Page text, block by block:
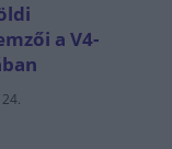
a V4-